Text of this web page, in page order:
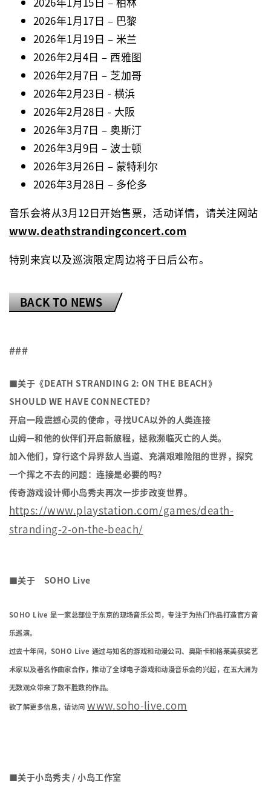
2026年1月17日 – 巴黎
2026年1月19日 – 米兰
2026年2月4日– 西雅图
2026年2月7日– 芝加哥
2026年2月23日 - 横浜
2026年2月28日 - 大阪
2026年3月7日– 奥斯汀
2026年3月9日– 波士顿
2026年3月26日 – 蒙特利尔
2026年3月28日 – 多伦多
音乐会将从3月12日开始售票， 活动详情， 请关注网站
www.deathstrandingconcert.com
特别来宾以及巡演限定周边将于日后公布。
BACK TO NEWS
###
■关于《DEATH STRANDING 2: ON THE BEACH》
SHOULD WE HAVE CONNECTED?
开启一段震撼心灵的使命，寻找UCA以外的人类连接
山姆—和他的伙伴们开启新旅程，拯救濒临灭亡的人类。
加入他们，穿行这个异界敌人当道、充满艰难险阻的世界，探究
一个挥之不去的问题：连接是必要的吗？
传奇游戏设计师小岛秀夫再次一步步改变世界。
https://www.playstation.com/games/death-
stranding-2-on-the-beach/
■关于 SOHO Live
SOHO Live 是一家总部位于东京的现场音乐公司，专注于为热门作品打造官方音
乐巡演。
过去十年间，SOHO Live 通过与知名的游戏和动漫公司、奥斯卡和格莱美获奖艺
术家以及著名作曲家合作，推动了全球电子游戏和动漫音乐会的兴起，在五大洲为
无数观众带来了数不胜数的作品。
欲了解更多信息，请访问www.soho-live.com
■关于小岛秀夫 / 小岛工作室
我已阅读并接受网站的使用